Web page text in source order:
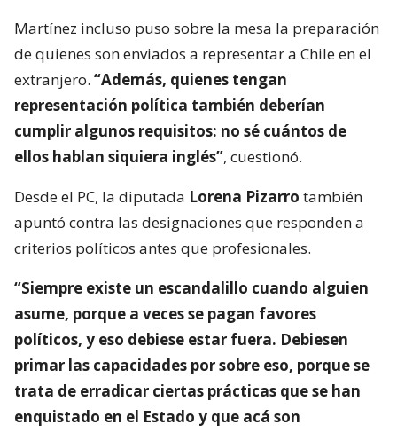
Martínez incluso puso sobre la mesa la preparación
de quienes son enviados a representar a Chile en el
extranjero. “Además, quienes tengan
representación política también deberían
cumplir algunos requisitos: no sé cuántos de
ellos hablan siquiera inglés”, cuestionó.
Desde el PC, la diputada Lorena Pizarro también
apuntó contra las designaciones que responden a
criterios políticos antes que profesionales.
“Siempre existe un escandalillo cuando alguien
asume, porque a veces se pagan favores
políticos, y eso debiese estar fuera. Debiesen
primar las capacidades por sobre eso, porque se
trata de erradicar ciertas prácticas que se han
enquistado en el Estado y que acá son